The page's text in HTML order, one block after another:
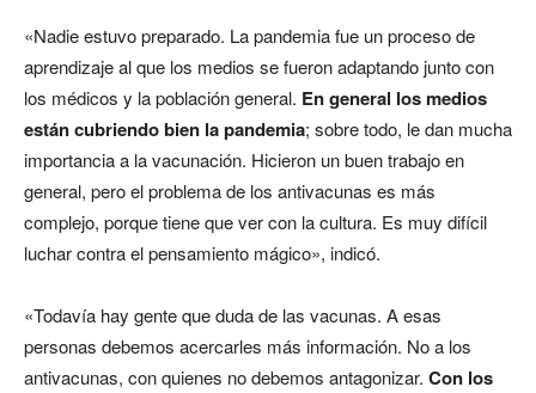
«Nadie estuvo preparado. La pandemia fue un proceso de
aprendizaje al que los medios se fueron adaptando junto con
los médicos y la población general. En general los medios
están cubriendo bien la pandemia; sobre todo, le dan mucha
importancia a la vacunación. Hicieron un buen trabajo en
general, pero el problema de los antivacunas es más
complejo, porque tiene que ver con la cultura. Es muy difícil
luchar contra el pensamiento mágico», indicó.
«Todavía hay gente que duda de las vacunas. A esas
personas debemos acercarles más información. No a los
antivacunas, con quienes no debemos antagonizar. Con los